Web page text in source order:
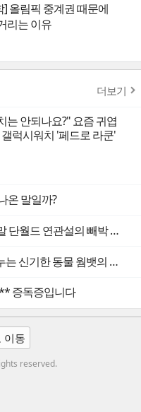
] 올림픽 중계권 때문에
리는 이유
더보기
는 안되나요?" 요즘 귀엽
럭시워치 '페드로 라쿤'
온 말일까?
[이슈점검] 뉴진스 OMG 뮤비는 정말 단월드 연관설의 빼박 증거일까
[훗] "이게 똥이라고?" 사각형 똥을 누는 신기한 동물 웜뱃의 비밀
증독증입니다
이동
reserved.